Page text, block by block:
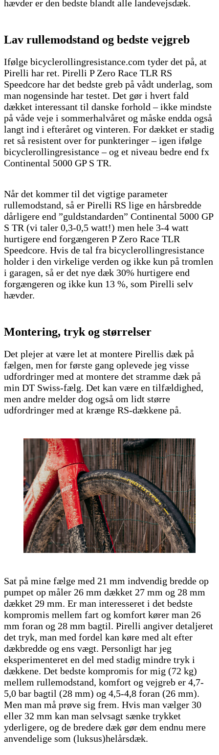
hævder er den bedste blandt alle landevejsdæk.
Lav rullemodstand og bedste vejgreb
Ifølge bicyclerollingresistance.com tyder det på, at
Pirelli har ret. Pirelli P Zero Race TLR RS
Speedcore har det bedste greb på vådt underlag, som
man nogensinde har testet. Det gør i hvert fald
dækket interessant til danske forhold – ikke mindste
på våde veje i sommerhalvåret og måske endda også
langt ind i efteråret og vinteren. For dækket er stadig
ret så resistent over for punkteringer – igen ifølge
bicyclerollingresistance – og et niveau bedre end fx
Continental 5000 GP S TR.
Når det kommer til det vigtige parameter
rullemodstand, så er Pirelli RS lige en hårsbredde
dårligere end ”guldstandarden” Continental 5000 GP
S TR (vi taler 0,3-0,5 watt!) men hele 3-4 watt
hurtigere end forgængeren P Zero Race TLR
Speedcore. Hvis de tal fra bicyclerollingresistance
holder i den virkelige verden og ikke kun på tromlen
i garagen, så er det nye dæk 30% hurtigere end
forgængeren og ikke kun 13 %, som Pirelli selv
hævder.
Montering, tryk og størrelser
Det plejer at være let at montere Pirellis dæk på
fælgen, men for første gang oplevede jeg visse
udfordringer med at montere det stramme dæk på
min DT Swiss-fælg. Det kan være en tilfældighed,
men andre melder dog også om lidt større
udfordringer med at krænge RS-dækkene på.
Sat på mine fælge med 21 mm indvendig bredde op
pumpet op måler 26 mm dækket 27 mm og 28 mm
dækket 29 mm. Er man interesseret i det bedste
kompromis mellem fart og komfort kører man 26
mm foran og 28 mm bagtil. Pirelli angiver detaljeret
det tryk, man med fordel kan køre med alt efter
dækbredde og ens vægt. Personligt har jeg
eksperimenteret en del med stadig mindre tryk i
dækkene. Det bedste kompromis for mig (72 kg)
mellem rullemodstand, komfort og vejgreb er 4,7-
5,0 bar bagtil (28 mm) og 4,5-4,8 foran (26 mm).
Men man må prøve sig frem. Hvis man vælger 30
eller 32 mm kan man selvsagt sænke trykket
yderligere, og de bredere dæk gør dem endnu mere
anvendelige som (luksus)helårsdæk.